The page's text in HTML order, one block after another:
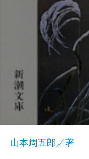
山本周五郎／著